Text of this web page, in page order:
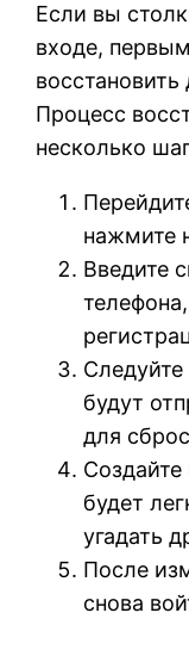
Если вы
входе,
восстановить
Процесс
несколько
нажмите
Введите
будут
для
будет
угадать
После
снова